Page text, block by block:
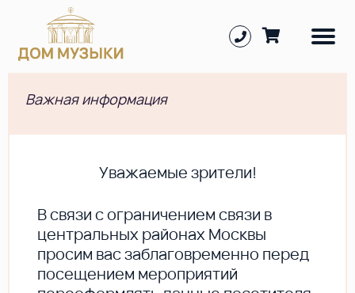
Важная информация
Уважаемые зрители!
В cвязи с ограничением связи в
центральных районах Москвы
просим вас заблаговременно перед
посещением мероприятий